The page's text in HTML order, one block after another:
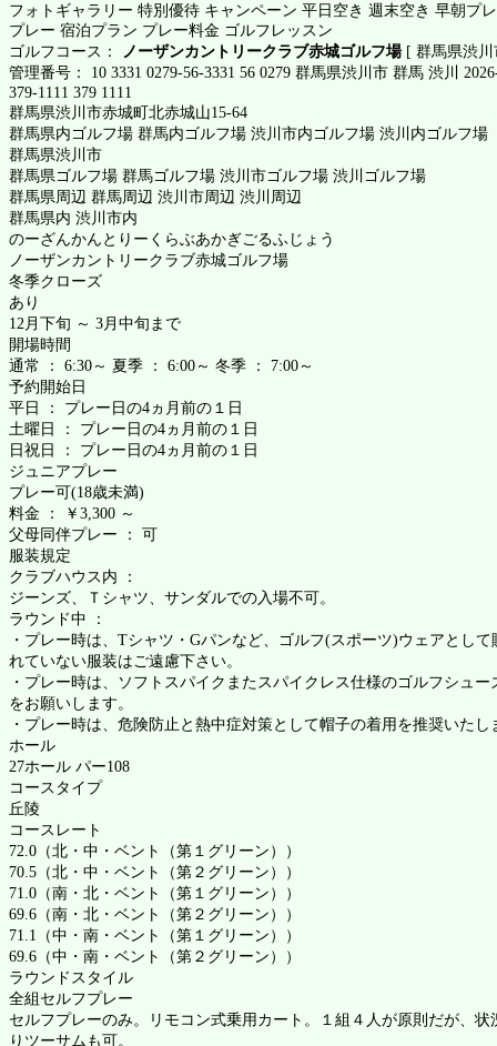
フォトギャラリー 特別優待 キャンペーン 平日空き 週末空き 早朝プ
プレー 宿泊プラン プレー料金 ゴルフレッスン
ゴルフコース： ノーザンカントリークラブ赤城ゴルフ場[ 群馬県渋川
管理番号： 10 3331 0279-56-3331 56 0279 群馬県渋川市 群馬 渋川
379-1111 379 1111
群馬県渋川市赤城町北赤城山15-64
群馬県内ゴルフ場 群馬内ゴルフ場 渋川市内ゴルフ場 渋川内ゴルフ場
群馬県渋川市
群馬県ゴルフ場 群馬ゴルフ場 渋川市ゴルフ場 渋川ゴルフ場
群馬県周辺 群馬周辺 渋川市周辺 渋川周辺
群馬県内 渋川市内
のーざんかんとりーくらぶあかぎごるふじょう
ノーザンカントリークラブ赤城ゴルフ場
冬季クローズ
あり
12月下旬 ～ 3月中旬まで
開場時間
通常 ： 6:30～ 夏季 ： 6:00～ 冬季 ： 7:00～
予約開始日
平日 ： プレー日の4ヵ月前の１日
土曜日 ： プレー日の4ヵ月前の１日
日祝日 ： プレー日の4ヵ月前の１日
ジュニアプレー
プレー可(18歳未満)
料金 ： ￥3,300 ～
父母同伴プレー ： 可
服装規定
クラブハウス内 ：
ジーンズ、Ｔシャツ、サンダルでの入場不可。
ラウンド中 ：
・プレー時は、Tシャツ・Gパンなど、ゴルフ(スポーツ)ウェアとして
れていない服装はご遠慮下さい。
・プレー時は、ソフトスパイクまたスパイクレス仕様のゴルフシュー
をお願いします。
・プレー時は、危険防止と熱中症対策として帽子の着用を推奨いたし
ホール
27ホール パー108
コースタイプ
丘陵
コースレート
72.0（北・中・ベント（第１グリーン））
70.5（北・中・ベント（第２グリーン））
71.0（南・北・ベント（第１グリーン））
69.6（南・北・ベント（第２グリーン））
71.1（中・南・ベント（第１グリーン））
69.6（中・南・ベント（第２グリーン））
ラウンドスタイル
全組セルフプレー
セルフプレーのみ。リモコン式乗用カート。１組４人が原則だが、状
りツーサムも可。